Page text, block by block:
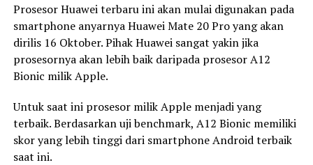
Prosesor Huawei terbaru ini akan mulai digunakan pada
smartphone anyarnya Huawei Mate 20 Pro yang akan
dirilis 16 Oktober. Pihak Huawei sangat yakin jika
prosesornya akan lebih baik daripada prosesor A12
Bionic milik Apple.
Untuk saat ini prosesor milik Apple menjadi yang
terbaik. Berdasarkan uji benchmark, A12 Bionic memiliki
skor yang lebih tinggi dari smartphone Android terbaik
saat ini.